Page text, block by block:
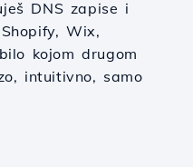
DNS zapise i
Wix,
kojom drugom
intuitivno, samo